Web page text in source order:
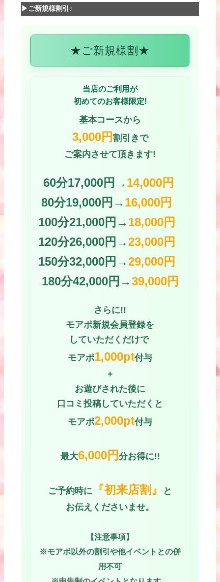
▶ご新規様割引♪
★ご新規様割★
当店のご利用が
初めてのお客様限定!
基本コースから
3,000円 割引きで
ご案内させて頂きます!
60分17,000円→ 14,000円
80分19,000円→ 16,000円
100分21,000円→ 18,000円
120分26,000円→23,000円
150分32,000円→29,000円
180分42,000円→39,000円
さらに!!
モアポ新規会員登録を
していただくだけで
モアポ1,000pt付与
+
お遊びされた後に
口コミ投稿していただくと
モアポ2,000pt付与
最大6,000円 分お得に!!
ご予約時に 『初来店割』
と
お伝えくださいませ。
【注意事項】
※モアポ以外の割引や他イベントとの併
用不可